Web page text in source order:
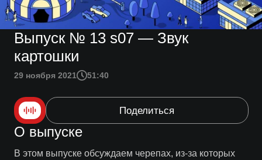
Выпуск № 13 s07 — Звук
картошки
29 ноября 2021 51:40
Поделиться
О выпуске
В этом выпуске обсуждаем черепах, из-за которых